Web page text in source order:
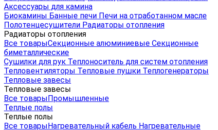
Аксессуары для камина
Биокамины Банные печи Печи на отработанном масле
Полотенцесушители Радиаторы отопления
Радиаторы отопления
Все товарыСекционные алюминиевые Секционные
биметаллические
Сушилки для рук Теплоноситель для систем отопления
Тепловентиляторы Тепловые пушки Теплогенераторы
Тепловые завесы
Тепловые завесы
Все товарыПромышленные
Теплые полы
Теплые полы
Все товарыНагревательный кабель Нагревательные